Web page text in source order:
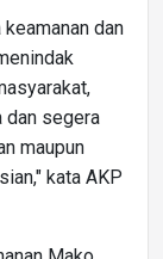
dan
dan segera
maupun
kata AKP